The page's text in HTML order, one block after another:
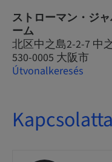
ストローマン・ジ
ーム
北区中之島2-2-7 中
530-0005 大阪市
Útvonalkeresés